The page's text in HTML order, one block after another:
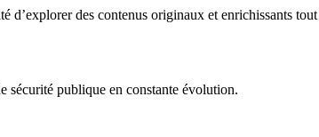
des contenus originaux et enrichissants
sécurité publique en constante évolution.